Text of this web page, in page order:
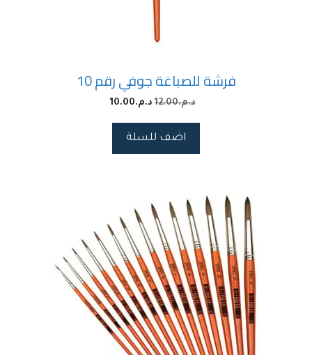
فرشة للصباغة جوفي رقم 10
د.م.12.00 د.م.10.00
اضف للسلة